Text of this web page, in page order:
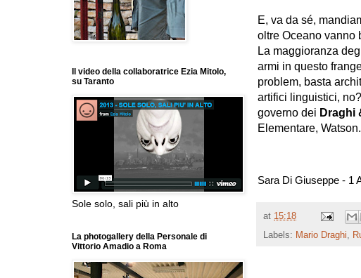
E, va da sé,
oltre Oceano vanno
La maggioranza
armi in questo
problem, basta
artifici linguistici,
governo dei Draghi
Elementare, Watson.
Sara Di Giuseppe - 1
at 15:18
Labels: Mario Draghi,
Il video della collaboratrice Ezia Mitolo,
su Taranto
Sole solo, sali più in alto
La photogallery della Personale di
Vittorio Amadio a Roma